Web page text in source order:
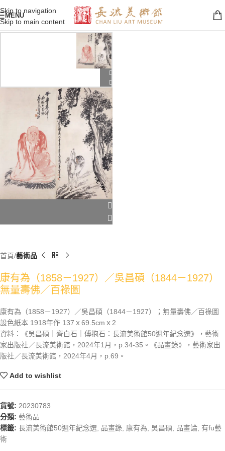
Skip to navigation
Skip to main content
MENU
首頁 藝術品
康有為（1858－1927）／吳昌碩（1844－1927）
無量壽佛／百祿圖
康有為（1858－1927）／吳昌碩（1844－1927）；無量壽佛／百祿圖
設色紙本 1918年作 137ｘ69.5cmｘ2
資料：《吳昌碩｜齊白石｜傅抱石：長流美術館50週年紀念選》，藝術
家出版社／長流美術館，2024年1月，p.34-35。《品畫錄》，藝術家出
版社／長流美術館，2024年4月，p.69。
Add to wishlist
貨號: 20230783
分類: 藝術品
標籤: 長流美術館50週年紀念選 品畫錄 康有為 吳昌碩 品畫論 有fu藝
術